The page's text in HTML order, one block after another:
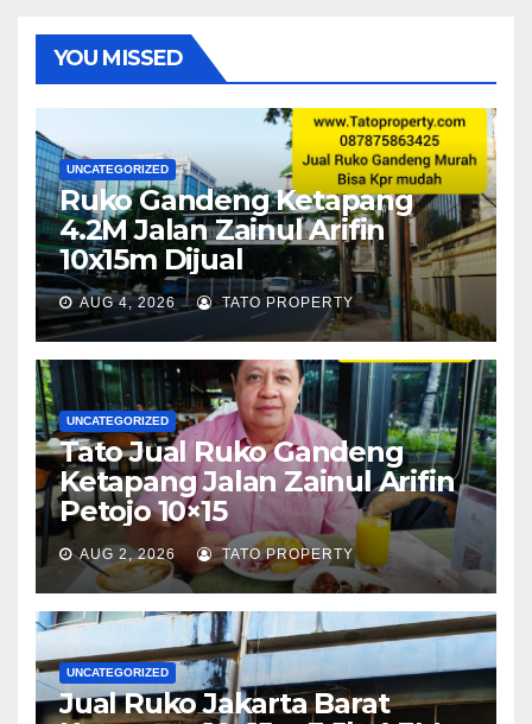
YOU MISSED
UNCATEGORIZED
Ruko Gandeng Ketapang
4.2M Jalan Zainul Arifin
10x15m Dijual
AUG 4, 2026 TATO PROPERTY
UNCATEGORIZED
Tato Jual Ruko Gandeng
Ketapang Jalan Zainul Arifin
Petojo 10×15
AUG 2, 2026 TATO PROPERTY
UNCATEGORIZED
Jual Ruko Jakarta Barat